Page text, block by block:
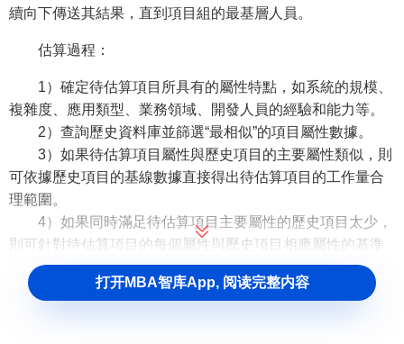
續向下傳送其結果，直到項目組的最基層人員。
估算過程：
1）確定待估算項目所具有的屬性特點，如系統的規模、
複雜度、應用類型、業務領域、開發人員的經驗和能力等。
2）查詢歷史資料庫並篩選“最相似”的項目屬性數據。
3）如果待估算項目屬性與歷史項目的主要屬性類似，則
可依據歷史項目的基線數據直接得出待估算項目的工作量合
理範圍。
4）如果同時滿足待估算項目主要屬性的歷史項目太少，
則可針對待估算項目的每個屬性與歷史項目相應屬性的基準
數據分別比對，再分別計算得出P25/P50/P75的平均值作為
估算值。
打开MBA智库App, 阅读完整内容